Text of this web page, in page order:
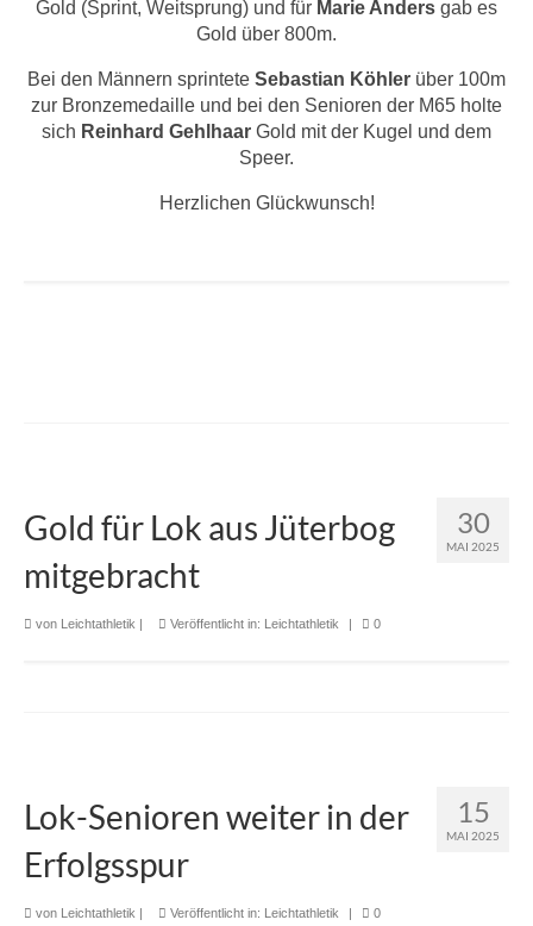
Gold (Sprint, Weitsprung) und für Marie Anders gab es
Gold über 800m.
Bei den Männern sprintete Sebastian Köhler über 100m
zur Bronzemedaille und bei den Senioren der M65 holte
sich Reinhard Gehlhaar Gold mit der Kugel und dem
Speer.
Herzlichen Glückwunsch!
30
MAI 2025
Gold für Lok aus Jüterbog
mitgebracht
von Leichtathletik | Veröffentlicht in: Leichtathletik | 0
15
MAI 2025
Lok-Senioren weiter in der
Erfolgsspur
von Leichtathletik | Veröffentlicht in: Leichtathletik | 0